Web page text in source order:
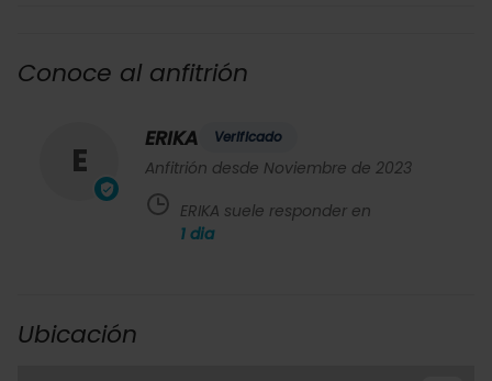
Conoce al anfitrión
E
ERIKA Verificado
Anfitrión desde Noviembre de 2023
ERIKA suele responder en
1 dia
Ubicación